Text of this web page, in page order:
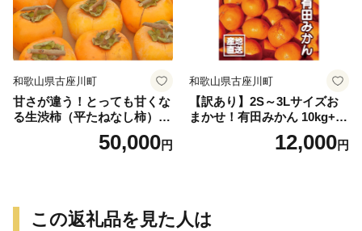
和歌山県古座川町
甘さが違う！とっても甘くな
る生渋柿（平たねなし柿）吊
ップ付約14.5～15kg 約60～
50,000円
和歌山県古座川町
【訳あり】2S～3Lサイズお
まかせ！有田みかん 10kg+2k
g保証分 11月から12月下旬ま
でに順次発送致します。 / 訳
12,000円
この返礼品を見た人は